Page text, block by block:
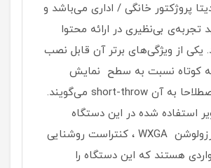
پروژکتور خانگی / اداری می‌باشد و
تجربه‌ی بی‌نظیری در ارائه محتوا
یکی از ویژگی‌های برتر آن قابل نصب
کوتاه نسبت به سطح نمایش
می‌باشد که اصطلاحا به آن short-throw می‌گویند.
استفاده شده در این دستگاه
3LCD است. رزولوشن WXGA ، کنتراست روشنایی
هستند که این دستگاه را